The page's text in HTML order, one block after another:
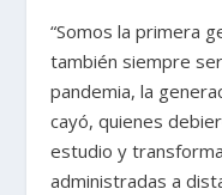
“Somos la primera
también siempre
pandemia, la
cayó, quienes
estudio y
administradas a